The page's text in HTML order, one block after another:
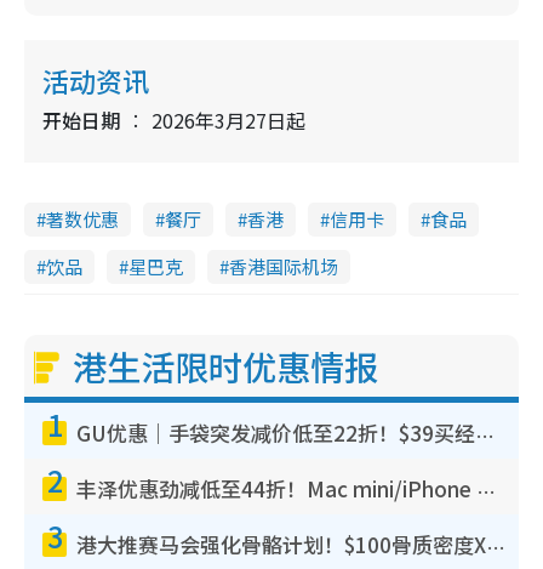
活动资讯
开始日期 2026年3月27日起
著数优惠 餐厅 香港 信用卡
食品
饮品
星巴克 香港国际机场
港生活限时优惠情报
1 GU优惠｜手袋突发减价低至22折！$39买经典波士顿包/饺子包！饰物同步减价$29起！
2 丰泽优惠劲减低至44折！Mac mini/iPhone 17 Pro大减价！厨房家电$220起
3 港大推赛马会强化骨骼计划！$100骨质密度X光检查 完成免费运动训练送超市礼券！附参加资格